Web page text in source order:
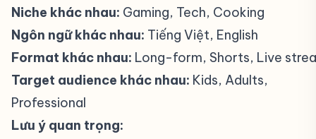
Niche khác nhau: Gaming, Tech, Cooking
Ngôn ngữ khác nhau: Tiếng Việt, English
Format khác nhau: Long-form, Shorts, Live
Target audience khác nhau: Kids, Adults,
Professional
Lưu ý quan trọng: